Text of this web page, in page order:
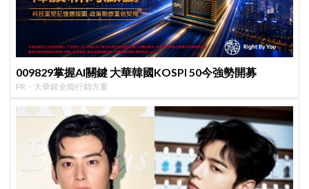
009829掌握AI關鍵 大華韓國KOSPI 50今強勢開募
PR・大華銀全能行銷方案